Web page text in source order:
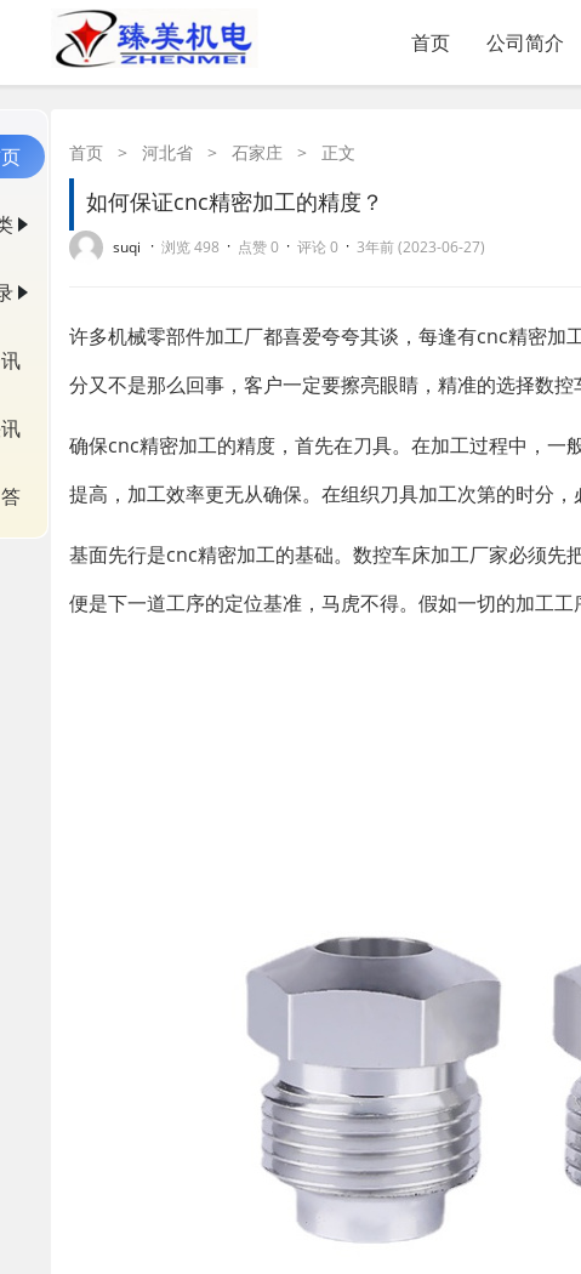
首页 公司简介
首页 > 河北省 > 石家庄 > 正文
如何保证cnc精密加工的精度？
suqi · 浏览 498 · 点赞 0 · 评论 0 · 3年前 (2023-06-27)
许多机械零部件加工厂都喜爱夸夸其谈，每逢有cnc精密
分又不是那么回事，客户一定要擦亮眼睛，精准的选择数控
确保cnc精密加工的精度，首先在刀具。在加工过程中，
提高，加工效率更无从确保。在组织刀具加工次第的时分
基面先行是cnc精密加工的基础。数控车床加工厂家必须先
便是下一道工序的定位基准，马虎不得。假如一切的加工